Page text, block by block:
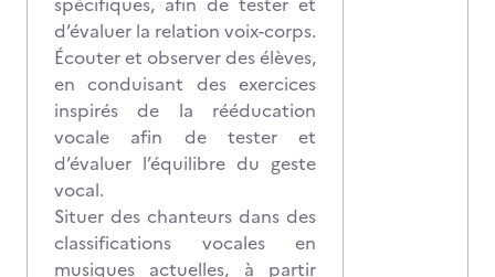
d’évaluer la relation voix-corps.
Écouter et observer des élèves,
en conduisant des exercices
inspirés de la rééducation
vocale afin de tester et
d’évaluer l’équilibre du geste
vocal.
Situer des chanteurs dans des
classifications vocales en
musiques actuelles, à partir